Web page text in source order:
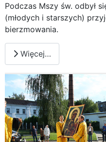
Podczas Mszy św. odbył
(młodych i starszych)
bierzmowania.
Więcej…